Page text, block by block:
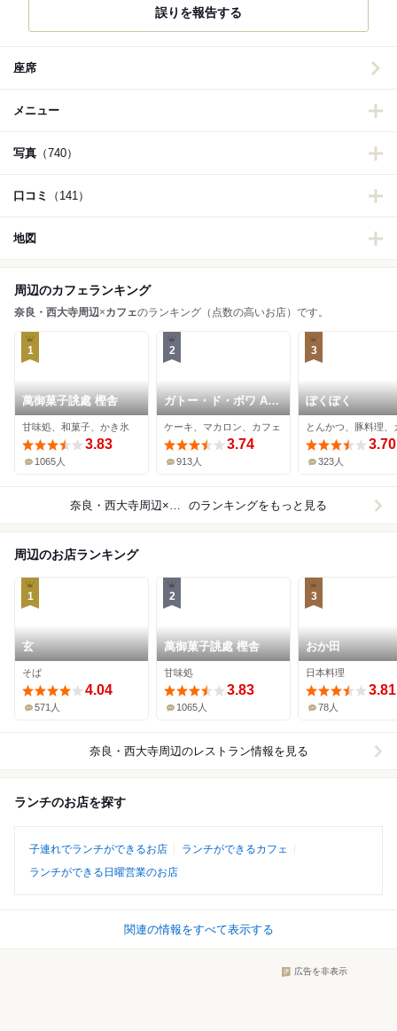
誤りを報告する
座席
メニュー
写真 （740）
口コミ （141）
地図
周辺のカフェランキング
奈良・西大寺周辺×カフェのランキング（点数の高いお店）です。
1
萬御菓子誂處 樫舎
甘味処、和菓子、かき氷
3.83
1065人
2
ガトー・ド・ボワ A
LA MAISON
ケーキ、マカロン、カフェ
3.74
913人
3
ぽくぽく
とんかつ、豚料理、
3.70
323人
奈良・西大寺周辺×カフェ のランキングをもっと見る
周辺のお店ランキング
1
玄
そば
4.04
571人
2
萬御菓子誂處 樫舎
甘味処
3.83
1065人
3
おか田
日本料理
3.81
78人
奈良・西大寺周辺のレストラン情報を見る
ランチのお店を探す
子連れでランチができるお店
ランチができるカフェ
ランチができる日曜営業のお店
関連の情報をすべて表示する
広告を非表示